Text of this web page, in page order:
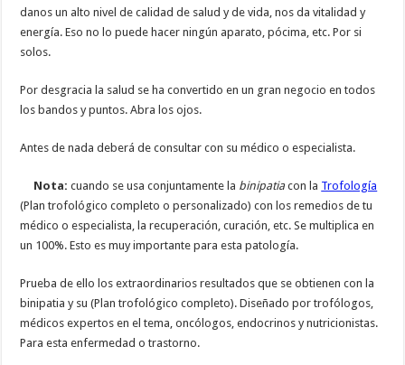
danos un alto nivel de calidad de salud y de vida, nos da vitalidad y
energía. Eso no lo puede hacer ningún aparato, pócima, etc. Por si
solos.
Por desgracia la salud se ha convertido en un gran negocio en todos
los bandos y puntos. Abra los ojos.
Antes de nada deberá de consultar con su médico o especialista.
Nota:cuando se usa conjuntamente la binipatiacon la Trofología
(Plan trofológico completo o personalizado) con los remedios de tu
médico o especialista, la recuperación, curación, etc. Se multiplica en
un 100%. Esto es muy importante para esta patología.
Prueba de ello los extraordinarios resultados que se obtienen con la
binipatia y su (Plan trofológico completo). Diseñado por trofólogos,
médicos expertos en el tema, oncólogos, endocrinos y nutricionistas.
Para esta enfermedad o trastorno.